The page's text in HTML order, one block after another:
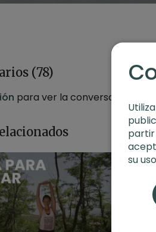
(78)
para ver la conversación
partir
su